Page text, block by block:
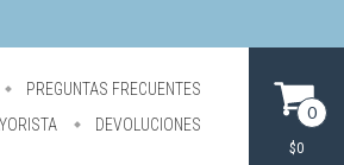
PREGUNTAS FRECUENTES
DEVOLUCIONES
0
$0